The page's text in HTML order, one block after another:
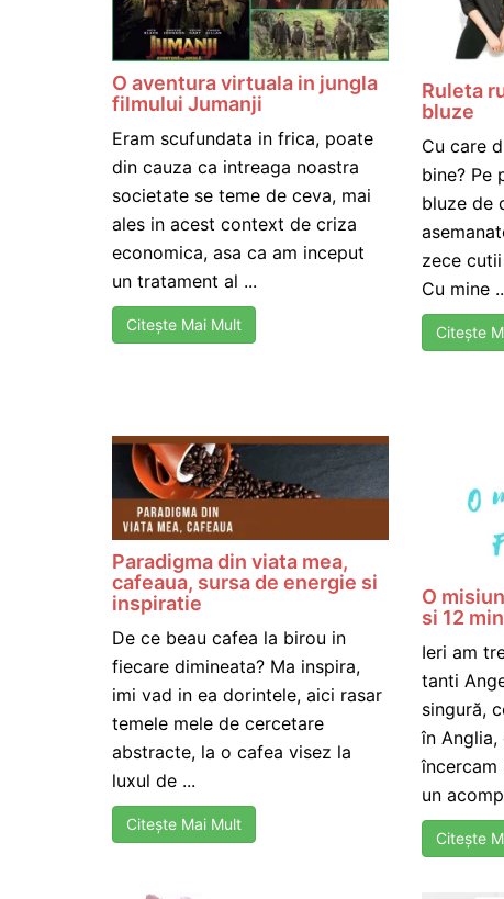
O aventura virtuala in jungla
filmului Jumanji
Eram scufundata in frica, poate
din cauza ca intreaga noastra
societate se teme de ceva, mai
ales in acest context de criza
economica, asa ca am inceput
un tratament al ...
Citește Mai Mult
Ruleta
bluze
Cu care
bine? Pe
bluze de
zece
Cu mine
Citește
Paradigma din viata mea,
cafeaua, sursa de energie si
inspiratie
De ce beau cafea la birou in
fiecare dimineata? Ma inspira,
imi vad in ea dorintele, aici rasar
temele mele de cercetare
abstracte, la o cafea visez la
luxul de ...
Citește Mai Mult
O
si 12
Ieri am
tanti
singură,
în Anglia,
încercam
un
Citește